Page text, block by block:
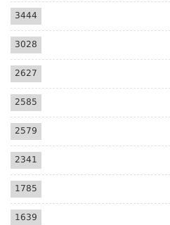
3444
3028
2627
2585
2579
2341
1785
1639